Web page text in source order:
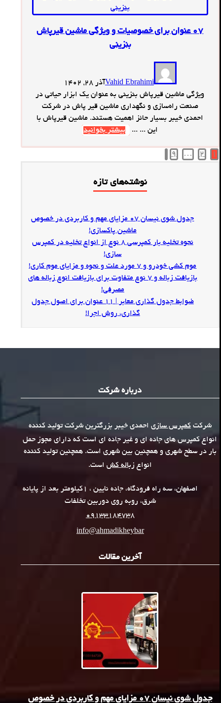
07 عنوان برای خصوصیات و ویژگی‌ ماشین قیرپاش
بنزینی
Vahid Ebrahimiآذر 28, 1402
ویژگی‌ ماشین قیرپاش بنزینی به عنوان یک ابزار حیاتی در
صنعت راه‌سازی و نگهداری ماشین قیر پاش در شرکت
احمدی خیبر بسیار حائز اهمیت هستند. ماشین قیرپاش با
این ... ...
بیشتر بخوانید
صفحه‌بندی
1
2
…
9
نوشته‌های تازه
جدول شوی نیسان 07 مزایای مهم و کاربردی در خصوص
ماشین پاکسازی!
نحوه تخلیه بار کمپرسی 8 نوع از انواع تخلیه در کمپرس
سازی!
موم کشی خودرو و 7 مورد علت و نحوه و مزایای موم کاری!
بازیافت زباله و 7 نوع متفاوت برای بازیافت انوع زباله های
مصرفی!
ضوابط جدول گذاری معابر | 11 عنوان برای اصول جدول
گذاری، روش اجرا!
درباره شرکت
شرکتکمپرس سازی احمدی خیبر بزرگترین شرکت تولید کننده
انواع کمپرس های جاده ای و غیر جاده ای است که دارای مجوز حمل
بار در سطح شهری و همچنین بین شهری است. همچنین تولید کننده
انواع زباله کش است.
اصفهان، سه راه فرودگاه، جاده نایین ، 1کیلومتر بعد از پایانه
شرق، روبه روی دوربین تخلفات
09133184738
info@ahmadikheybar
آخرین مقالات
جدول شوی نیسان 07 مزایای مهم و کاربردی در خصوص